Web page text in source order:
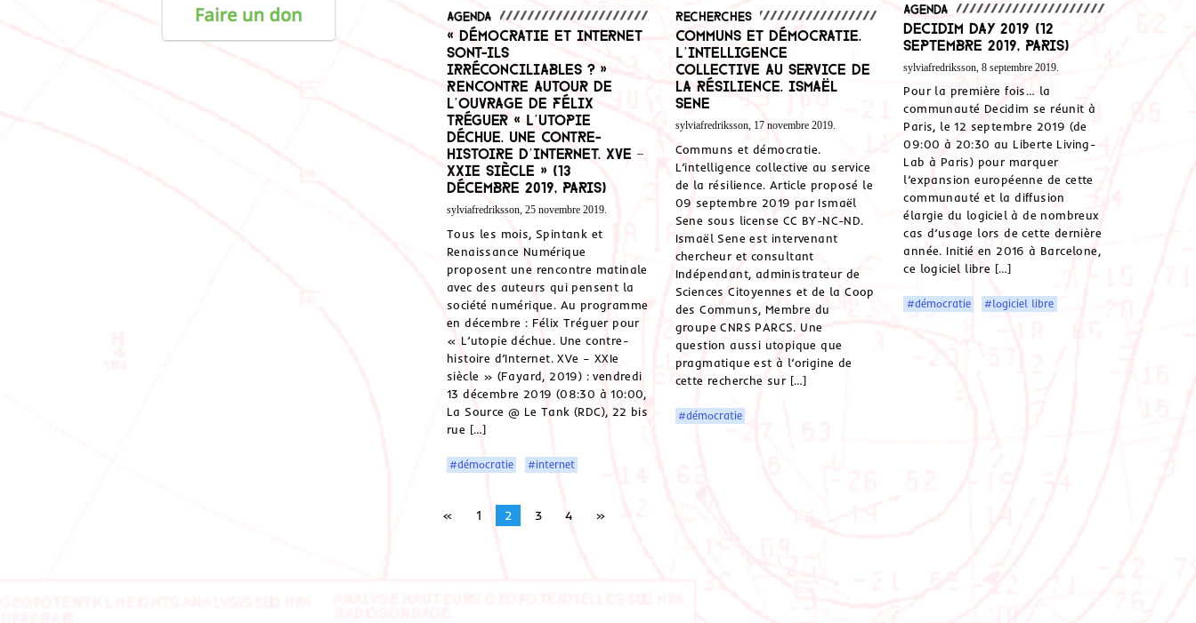
Agenda
« Démocratie et Internet
sont-ils
irréconciliables ? »
Rencontre autour de
l’ouvrage de Félix
Tréguer « L’utopie
déchue. Une contre-
histoire d’Internet. XVe –
XXIe siècle » (13
décembre 2019, Paris)
sylviafredriksson, 25 novembre 2019.
Tous les mois, Spintank et
Renaissance Numérique
proposent une rencontre matinale
avec des auteurs qui pensent la
société numérique. Au programme
en décembre : Félix Tréguer pour
« L’utopie déchue. Une contre-
histoire d’Internet. XVe – XXIe
siècle » (Fayard, 2019) : vendredi
13 décembre 2019 (08:30 à 10:00,
La Source @ Le Tank (RDC), 22 bis
rue […]
#démocratie #internet
Recherches
Communs et démocratie.
L’intelligence
collective au service de
la résilience. Ismaël
Sene
sylviafredriksson, 17 novembre 2019.
Communs et démocratie.
L’intelligence collective au service
de la résilience. Article proposé le
09 septembre 2019 par Ismaël
Sene sous license CC BY-NC-ND.
Ismaël Sene est intervenant
chercheur et consultant
Indépendant, administrateur de
Sciences Citoyennes et de la Coop
des Communs, Membre du
groupe CNRS PARCS. Une
question aussi utopique que
pragmatique est à l’origine de
cette recherche sur […]
#démocratie
Agenda
Decidim Day 2019 (12
septembre 2019, Paris)
sylviafredriksson, 8 septembre 2019.
Pour la première fois… la
communauté Decidim se réunit à
Paris, le 12 septembre 2019 (de
09:00 à 20:30 au Liberte Living-
Lab à Paris) pour marquer
l’expansion européenne de cette
communauté et la diffusion
élargie du logiciel à de nombreux
cas d’usage lors de cette dernière
année. Initié en 2016 à Barcelone,
ce logiciel libre […]
#démocratie #logiciel libre
« 1 2 3 4 »